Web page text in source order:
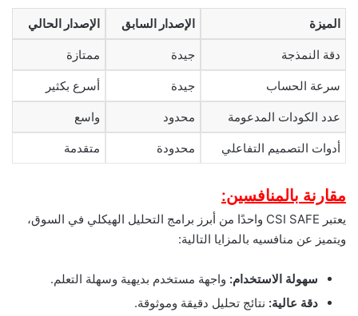
الميزة الإصدار السابق الإصدار الحالي
دقة النمذجة جيدة ممتازة
سرعة الحساب جيدة أسرع بكثير
عدد الكودات المدعومة محدود واسع
أدوات التصميم التفاعلي محدودة متقدمة
مقارنة بالمنافسين:
يعتبر CSI SAFE واحدًا من أبرز برامج التحليل الهيكلي في السوق،
ويتميز عن منافسيه بالمزايا التالية:
سهولة الاستخدام: واجهة مستخدم بديهية وسهلة التعلم.
دقة عالية: نتائج تحليل دقيقة وموثوقة.